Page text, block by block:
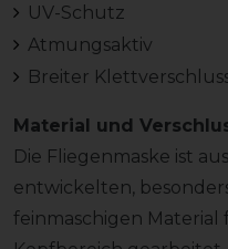
UV-Schutz
Atmungsaktiv
Breiter
Material und
Die Fliegenmaske ist
entwickelten,
feinmaschigen Material